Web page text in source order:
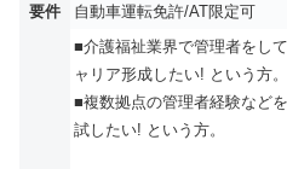
要件
自動車運転免許/AT限定可
■介護福祉業界で管理者をし
ャリア形成したい! という方。
■複数拠点の管理者経験など
試したい! という方。